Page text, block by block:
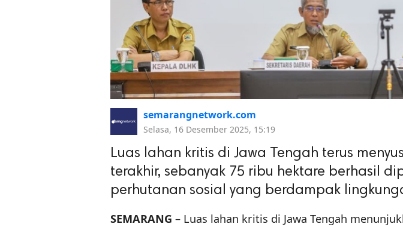
semarangnetwork.com
Selasa, 16 Desember 2025, 15:19
Luas lahan kritis di Jawa Tengah terus
terakhir, sebanyak 75 ribu hektare berhasil
perhutanan sosial yang berdampak
SEMARANG – Luas lahan kritis di Jawa Tengah